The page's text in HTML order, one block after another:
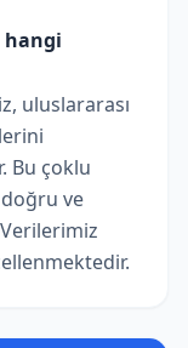
hangi
uluslararası
Bu çoklu
doğru ve